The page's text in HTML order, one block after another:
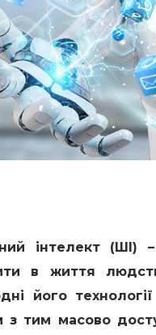
інтелект (ШІ)
в життя
його
з тим масово